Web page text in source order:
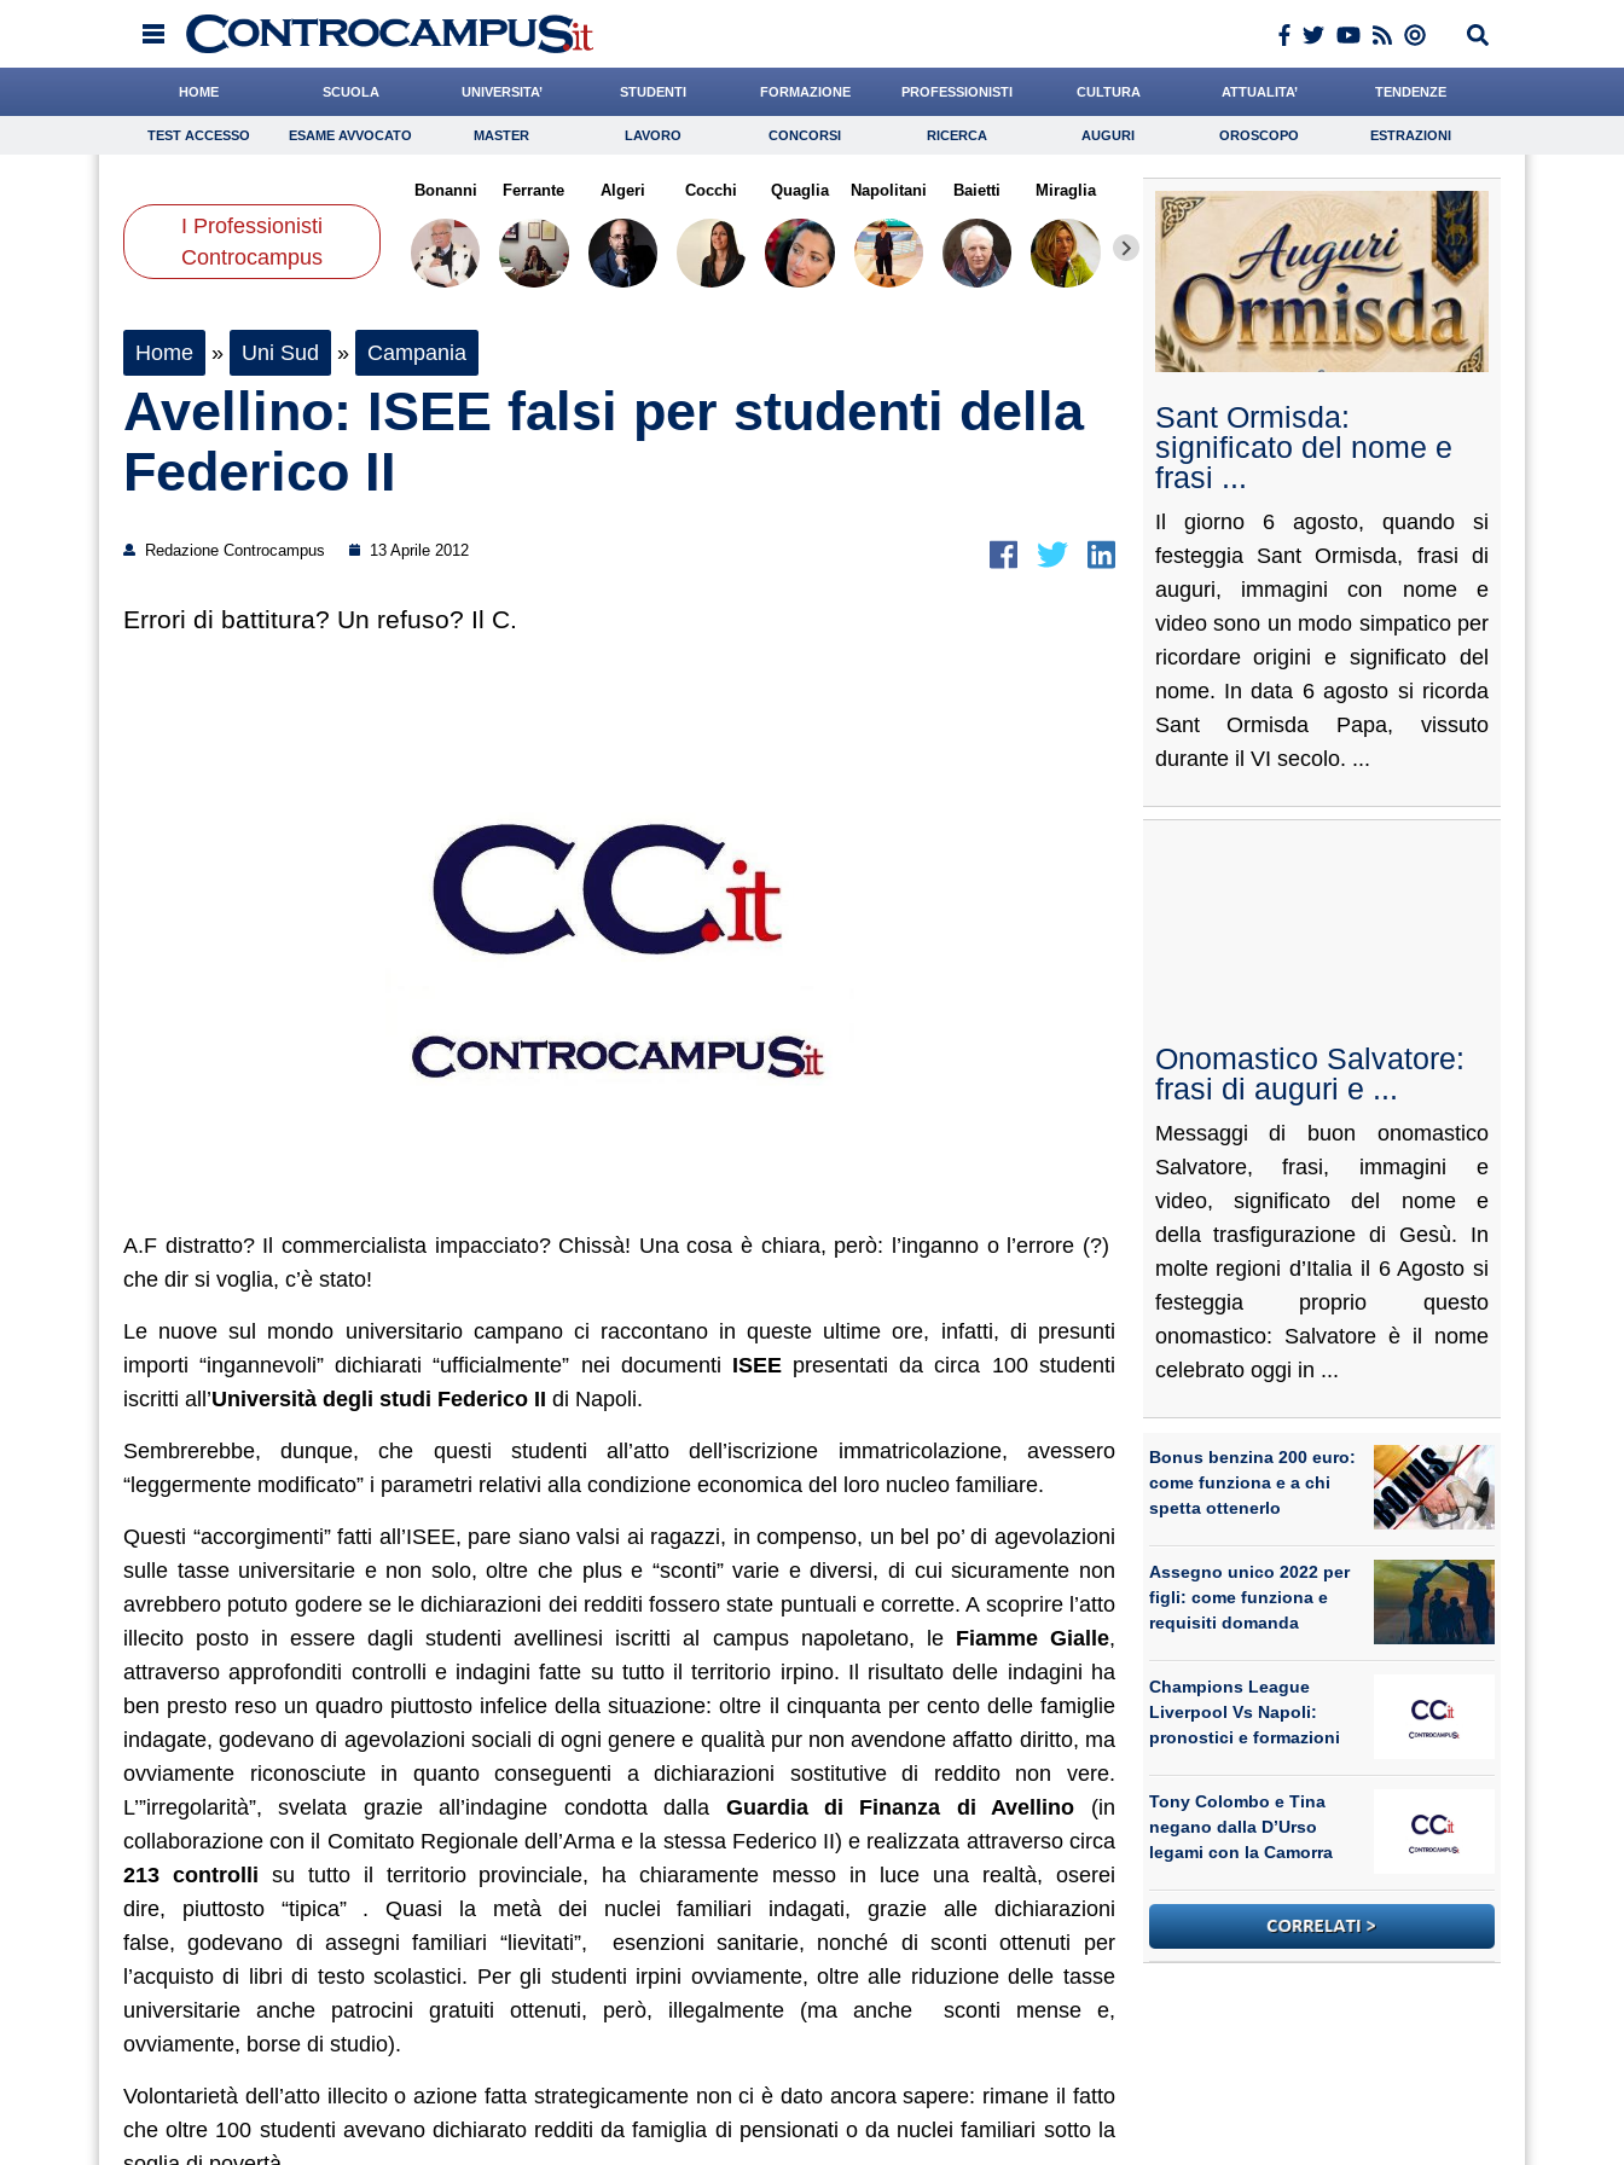
HOME SCUOLA UNIVERSITA’ STUDENTI FORMAZIONE PROFESSIONISTI CULTURA ATTUALITA’ TENDENZE
TEST ACCESSO Esame Avvocato Master Lavoro Concorsi Ricerca Auguri Oroscopo Estrazioni
Consigli Risparmio Diritto Economia Giornalista Lavoro Psicologia
Scienze
TEST ACCESSO ESAME AVVOCATO MASTER LAVORO CONCORSI RICERCA AUGURI OROSCOPO ESTRAZIONI
I Professionisti
Controcampus
Bonanni Ferrante Algeri Cocchi Quaglia Napolitani Baietti Miraglia Catizone Bonetti Grassotti De Leo Cacciatore
Home » Uni Sud » Campania
Avellino: ISEE falsi per studenti della
Federico II
Redazione Controcampus 13 Aprile 2012
Errori di battitura? Un refuso? Il C.
A.F distratto? Il commercialista impacciato? Chissà! Una cosa è chiara, però: l’inganno o l’errore (?)
che dir si voglia, c’è stato!
Le nuove sul mondo universitario campano ci raccontano in queste ultime ore, infatti, di presunti
importi “ingannevoli” dichiarati “ufficialmente” nei documenti ISEEpresentati da circa 100 studenti
iscritti all’Università degli studi Federico II di Napoli.
Sembrerebbe, dunque, che questi studenti all’atto dell’iscrizione immatricolazione, avessero
“leggermente modificato” i parametri relativi alla condizione economica del loro nucleo familiare.
Questi “accorgimenti” fatti all’ISEE, pare siano valsi ai ragazzi, in compenso, un bel po’ di agevolazioni
sulle tasse universitarie e non solo, oltre che plus e “sconti” varie e diversi, di cui sicuramente non
avrebbero potuto godere se le dichiarazioni dei redditi fossero state puntuali e corrette. A scoprire l’atto
illecito posto in essere dagli studenti avellinesi iscritti al campus napoletano, le Fiamme Gialle,
attraverso approfonditi controlli e indagini fatte su tutto il territorio irpino. Il risultato delle indagini ha
ben presto reso un quadro piuttosto infelice della situazione: oltre il cinquanta per cento delle famiglie
indagate, godevano di agevolazioni sociali di ogni genere e qualità pur non avendone affatto diritto, ma
ovviamente riconosciute in quanto conseguenti a dichiarazioni sostitutive di reddito non vere.
L’”irregolarità”, svelata grazie all’indagine condotta dalla Guardia di Finanza di Avellino (in
collaborazione con il Comitato Regionale dell’Arma e la stessa Federico II) e realizzata attraverso circa
213 controlli su tutto il territorio provinciale, ha chiaramente messo in luce una realtà, oserei
dire, piuttosto “tipica” . Quasi la metà dei nuclei familiari indagati, grazie alle dichiarazioni
false, godevano di assegni familiari “lievitati”, esenzioni sanitarie, nonché di sconti ottenuti per
l’acquisto di libri di testo scolastici. Per gli studenti irpini ovviamente, oltre alle riduzione delle tasse
universitarie anche patrocini gratuiti ottenuti, però, illegalmente (ma anche sconti mense e,
ovviamente, borse di studio).
Volontarietà dell’atto illecito o azione fatta strategicamente non ci è dato ancora sapere: rimane il fatto
che oltre 100 studenti avevano dichiarato redditi da famiglia di pensionati o da nuclei familiari sotto la
Sant Ormisda:
significato del nome e
frasi ...
Il giorno 6 agosto, quando si
festeggia Sant Ormisda, frasi di
auguri, immagini con nome e
video sono un modo simpatico per
ricordare origini e significato del
nome. In data 6 agosto si ricorda
Sant Ormisda Papa, vissuto
durante il VI secolo. ...
Onomastico Salvatore:
frasi di auguri e ...
Messaggi di buon onomastico
Salvatore, frasi, immagini e
video, significato del nome e
della trasfigurazione di Gesù. In
molte regioni d’Italia il 6 Agosto si
festeggia proprio questo
onomastico: Salvatore è il nome
celebrato oggi in ...
Bonus benzina 200 euro:
come funziona e a chi
spetta ottenerlo
Assegno unico 2022 per
figli: come funziona e
requisiti domanda
Champions League
Liverpool Vs Napoli:
pronostici e formazioni
Tony Colombo e Tina
negano dalla D’Urso
legami con la Camorra